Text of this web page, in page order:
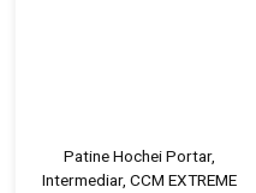
Patine Hochei Portar,
Intermediar, CCM EXTREME